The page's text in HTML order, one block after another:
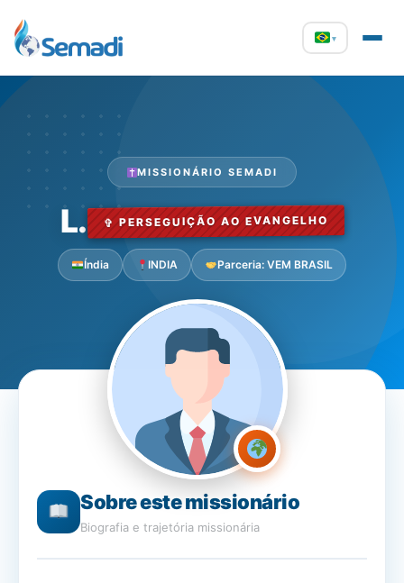
▾
MISSIONÁRIO SEMADI
L. ✞ PERSEGUIÇÃO AO EVANGELHO
Índia INDIA Parceria: VEM BRASIL
Sobre este missionário
Biografia e trajetória missionária